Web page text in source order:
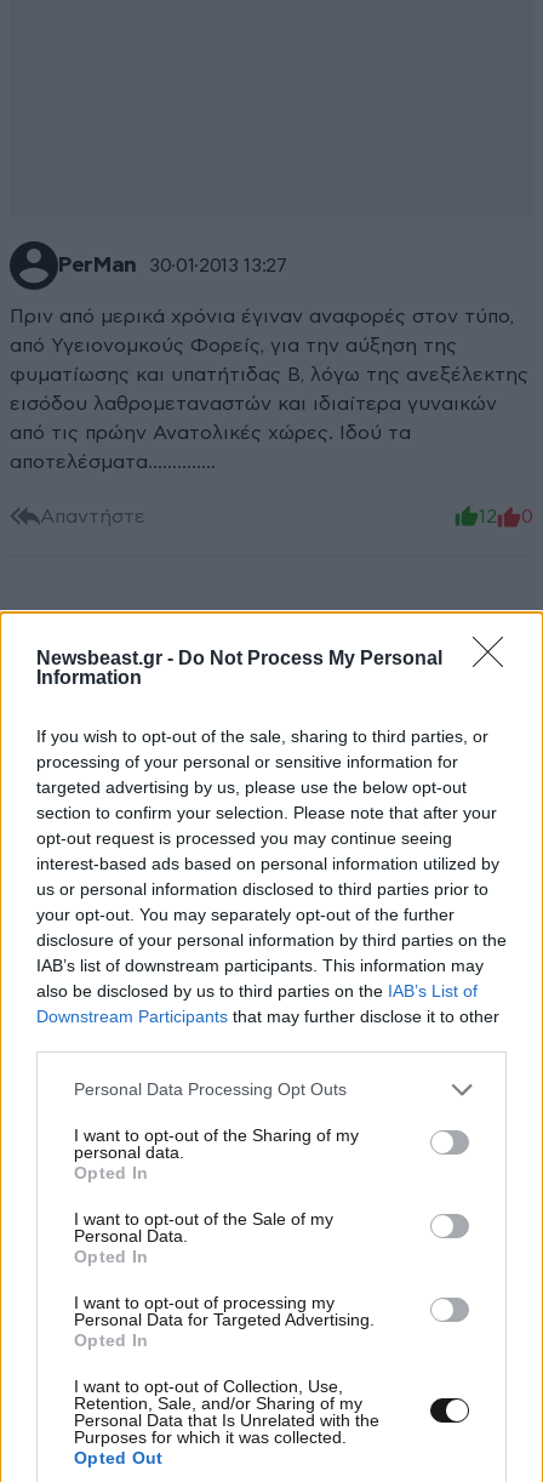
Newsbeast.gr - Do Not Process My Personal
Information
If you wish to opt-out of the sale, sharing to third parties, or
processing of your personal or sensitive information for
targeted advertising by us, please use the below opt-out
section to confirm your selection. Please note that after your
opt-out request is processed you may continue seeing
interest-based ads based on personal information utilized by
us or personal information disclosed to third parties prior to
your opt-out. You may separately opt-out of the further
disclosure of your personal information by third parties on the
IAB’s list of downstream participants. This information may
also be disclosed by us to third parties on the IAB’s List of
Downstream Participants that may further disclose it to other
Please note that this website/app uses one or more Google
not limited to your visit or usage behaviour. You may click to
grant or deny consent to Google and its third-party tags to
use your data for below specified purposes in below Google
consent section.
Personal Data Processing Opt Outs
I want to opt-out of the Sharing of my
personal data.
Opted In
I want to opt-out of the Sale of my
Personal Data.
Opted In
I want to opt-out of processing my
Personal Data for Targeted Advertising.
Opted In
I want to opt-out of Collection, Use,
Retention, Sale, and/or Sharing of my
Personal Data that Is Unrelated with the
Purposes for which it was collected.
Opted Out
PerMan 30·01·2013 13:27
Πριν από μερικά χρόνια έγιναν αναφορές στον τύπο,
από Υγειονομκούς Φορείς, για την αύξηση της
φυματίωσης και υπατήτιδας Β, λόγω της ανεξέλεκτης
εισόδου λαθρομεταναστών και ιδιαίτερα γυναικών
από τις πρώην Ανατολικές χώρες. Ιδού τα
αποτελέσματα..............
Απαντήστε 12 0
ποτέ – Ναι, έχω πατήσει φρένο»